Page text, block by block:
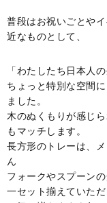
普段はお祝いごとや
近なものとして、
「わたしたち日本人
ちょっと特別な空間
ました。
木のぬくもりが感じ
もマッチします。
長方形のトレーは、
ん
フォークやスプーン
一セット揃えていた